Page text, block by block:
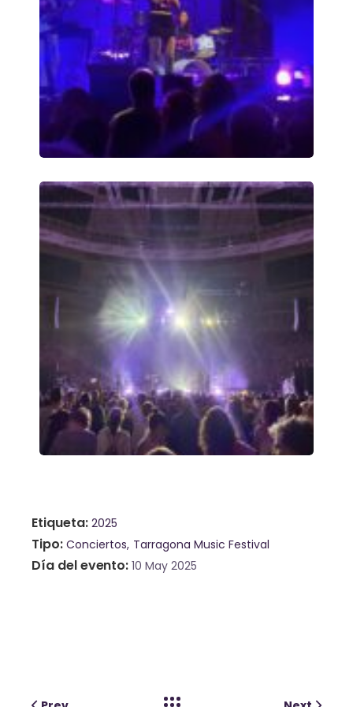
Etiqueta 2025
Tipo Conciertos Tarragona Music Festival
Día del evento 10 May 2025